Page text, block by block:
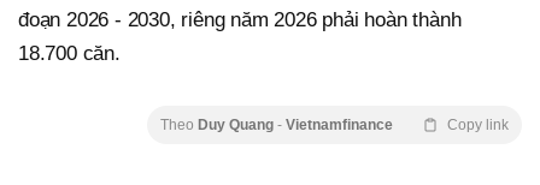
đoạn 2026 - 2030, riêng năm 2026 phải hoàn thành
18.700 căn.
Theo Duy Quang - Vietnamfinance Copy link